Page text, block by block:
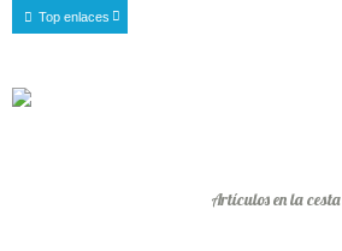
Top enlaces
Artículos en la cesta